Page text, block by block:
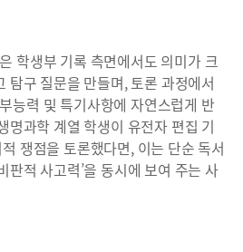
학생부 기록 측면에서도 의미가 크
탐구 질문을 만들며, 토론 과정에서
능력 및 특기사항에 자연스럽게 반
명과학 계열 학생이 유전자 편집 기
쟁점을 토론했다면, 이는 단순 독서
판적 사고력’을 동시에 보여 주는 사